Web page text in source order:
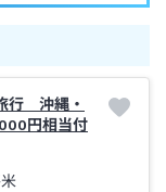
行 沖縄・
円相当付